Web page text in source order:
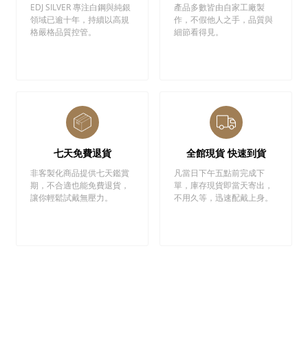
EDJ SILVER 專注白鋼與純銀
領域已逾十年，持續以高規
格嚴格品質控管。
產品多數皆由自家工廠製
作，不假他人之手，品質與
細節看得見。
七天免費退貨
非客製化商品提供七天鑑賞
期，不合適也能免費退貨，
讓你輕鬆試戴無壓力。
全館現貨 快速到貨
凡當日下午五點前完成下
單，庫存現貨即當天寄出，
不用久等，迅速配戴上身。